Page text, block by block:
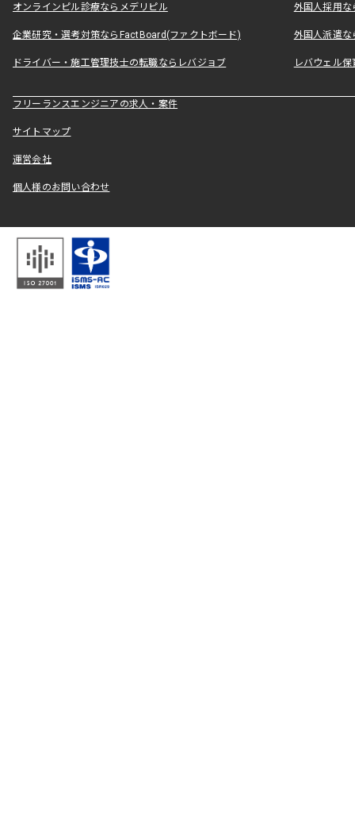
オンラインピル診療ならメデリピル 外国人採用
企業研究・選考対策ならFactBoard(ファクトボード) 外国人派遣な
ドライバー・施工管理技士の転職ならレバジョブ レバウェル
フリーランスエンジニアの求人・案件
サイトマップ
運営会社
個人様のお問い合わせ